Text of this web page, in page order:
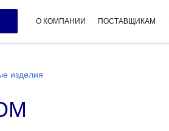
О КОМПАНИИ ПОСТАВЩИКАМ
изделия